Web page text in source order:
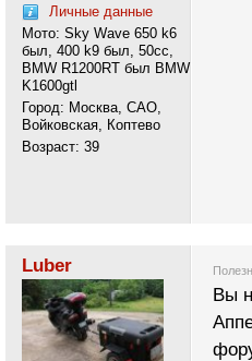
Личные данные
Мото: Sky Wave 650 k6
был, 400 k9 был, 50сс,
BMW R1200RT был BMW
K1600gtl
Город: Москва, САО,
Войковская, Коптево
Возраст: 39
Luber
Вы